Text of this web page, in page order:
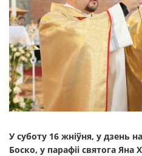
У суботу 16 жніўня, у дзень
Боско, у парафіі святога Яна